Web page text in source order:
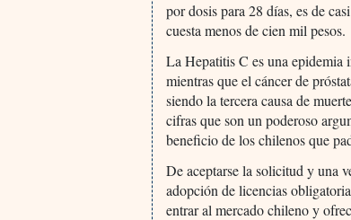
por dosis para 28 días, es de
cuesta menos de cien mil pesos.
La Hepatitis C es una epidemia
mientras que el cáncer de
siendo la tercera causa de
cifras que son un poderoso
beneficio de los chilenos que
De aceptarse la solicitud y una
adopción de licencias
entrar al mercado chileno y